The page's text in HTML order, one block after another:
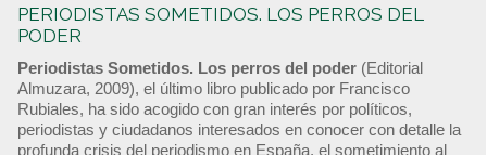
PERIODISTAS SOMETIDOS. LOS PERROS DEL
PODER
Periodistas Sometidos. Los perros del poder (Editorial
Almuzara, 2009), el último libro publicado por Francisco
Rubiales, ha sido acogido con gran interés por políticos,
periodistas y ciudadanos interesados en conocer con detalle la
profunda crisis del periodismo en España, el sometimiento al